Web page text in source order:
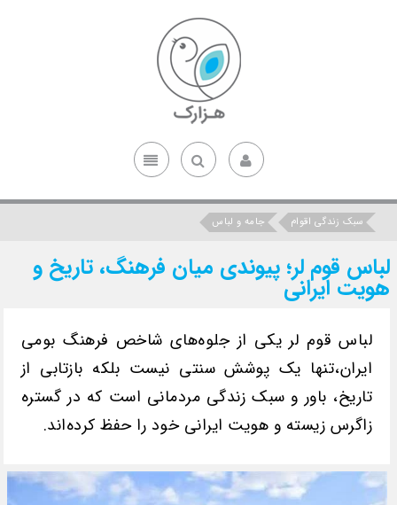
سبک زندگی اقوام جامه و لباس
لباس قوم لر؛ پیوندی میان فرهنگ، تاریخ و
هویت ایرانی
لباس قوم لر یکی از جلوه‌های شاخص فرهنگ بومی
ایران،تنها یک پوشش سنتی نیست بلکه بازتابی از
تاریخ، باور و سبک زندگی مردمانی است که در گستره
زاگرس زیسته‌ و هویت ایرانی خود را حفظ کرده‌اند.